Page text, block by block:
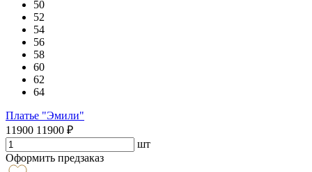
50
52
54
56
58
60
62
64
Платье "Эмили"
11900 11900 ₽
шт
Оформить предзаказ